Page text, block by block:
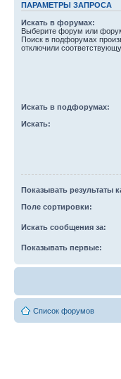
ПАРАМЕТРЫ ЗАПРОСА
Искать в форумах:
Выберите форум или
Поиск в подфорумах
отключили
Искать в подфорумах:
Искать:
Показывать результаты
Поле сортировки:
Искать сообщения за:
Показывать первые:
Список форумов